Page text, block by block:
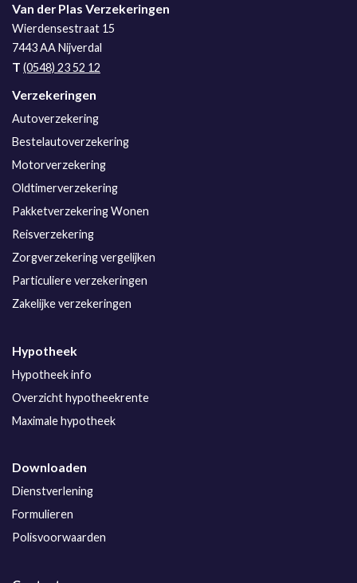
Van der Plas Verzekeringen
Wierdensestraat 15
7443 AANijverdal
T (0548) 23 52 12
Verzekeringen
Autoverzekering
Bestelautoverzekering
Motorverzekering
Oldtimerverzekering
Pakketverzekering Wonen
Reisverzekering
Zorgverzekering vergelijken
Particuliere verzekeringen
Zakelijke verzekeringen
Hypotheek
Hypotheek info
Overzicht hypotheekrente
Maximale hypotheek
Downloaden
Dienstverlening
Formulieren
Polisvoorwaarden